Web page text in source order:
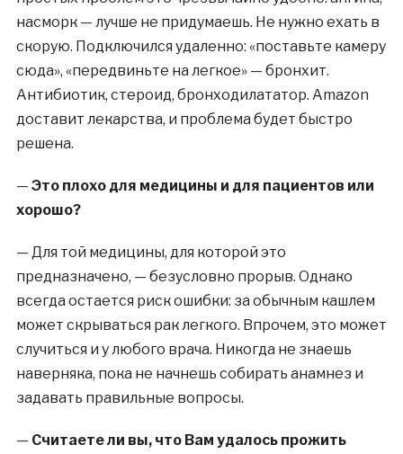
насморк — лучше не придумаешь. Не нужно ехать в
скорую. Подключился удаленно: «поставьте камеру
сюда», «передвиньте на легкое» — бронхит.
Антибиотик, стероид, бронходилататор. Amazon
доставит лекарства, и проблема будет быстро
решена.
— Это плохо для медицины и для пациентов или
хорошо?
— Для той медицины, для которой это
предназначено, — безусловно прорыв. Однако
всегда остается риск ошибки: за обычным кашлем
может скрываться рак легкого. Впрочем, это может
случиться и у любого врача. Никогда не знаешь
наверняка, пока не начнешь собирать анамнез и
задавать правильные вопросы.
— Считаете ли вы, что Вам удалось прожить